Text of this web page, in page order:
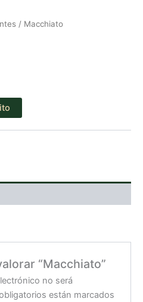
/ Macchiato
“Macchiato”
no será
están marcados